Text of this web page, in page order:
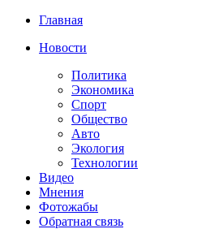
Главная
Новости
Политика
Экономика
Спорт
Общество
Авто
Экология
Технологии
Видео
Мнения
Фотожабы
Обратная связь